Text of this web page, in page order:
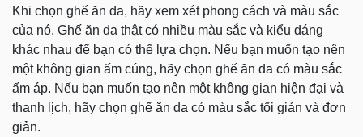
Khi chọn ghế ăn da, hãy xem xét phong cách và màu sắc
của nó. Ghế ăn da thật có nhiều màu sắc và kiểu dáng
khác nhau để bạn có thể lựa chọn. Nếu bạn muốn tạo nên
một không gian ấm cúng, hãy chọn ghế ăn da có màu sắc
ấm áp. Nếu bạn muốn tạo nên một không gian hiện đại và
thanh lịch, hãy chọn ghế ăn da có màu sắc tối giản và đơn
giản.